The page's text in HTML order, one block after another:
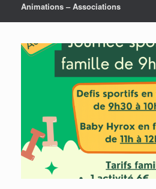
Animations – Associations